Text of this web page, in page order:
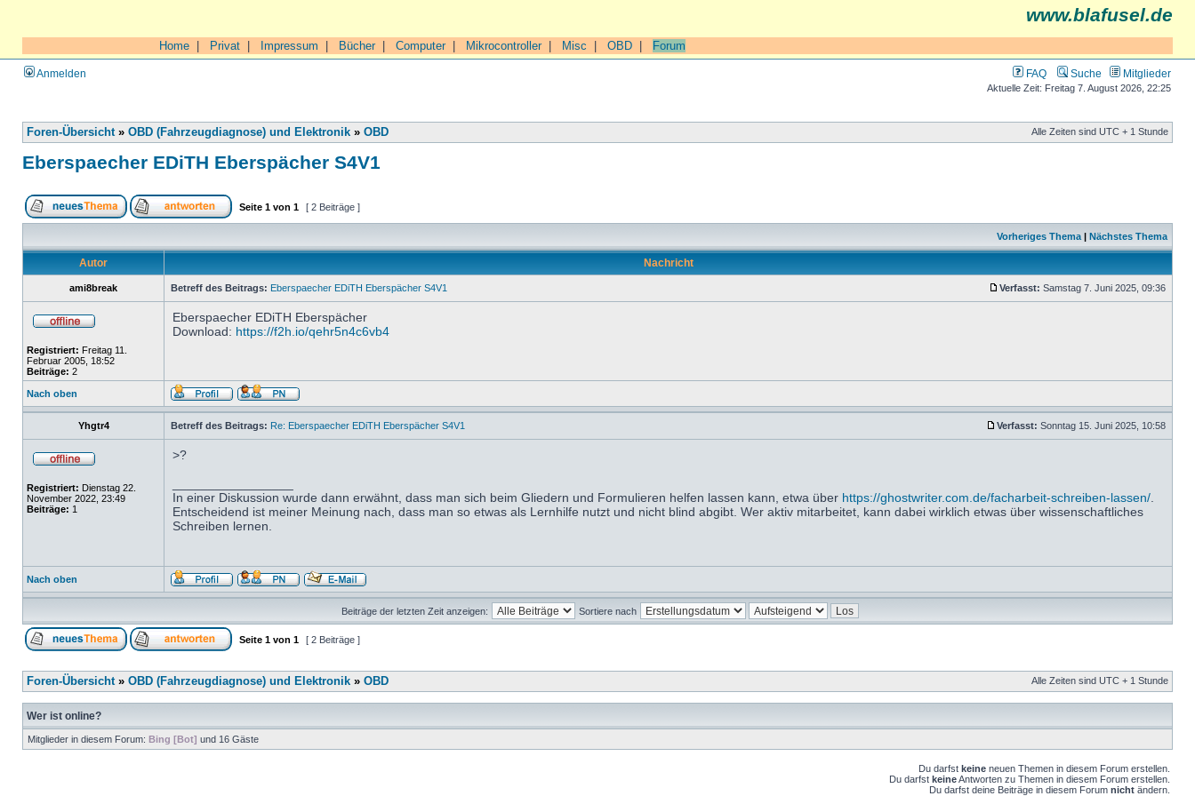
www.blafusel.de
Home Privat Impressum Bücher| Computer| Mikrocontroller| Misc OBD Forum
Anmelden FAQ Suche Mitglieder
Aktuelle Zeit: Freitag 7. August 2026, 22:25
Foren-Übersicht» OBD (Fahrzeugdiagnose) und Elektronik » OBD Alle Zeiten sind UTC + 1 Stunde
Eberspaecher EDiTH Eberspächer S4V1
Seite 1 von 1 [ 2 Beiträge ]
Vorheriges Thema | Nächstes Thema
Autor Nachricht
ami8break Betreff des Beitrags: Eberspaecher EDiTH Eberspächer S4V1 Verfasst: Samstag 7. Juni 2025, 09:36
Registriert: Freitag 11.
Februar 2005, 18:52
Beiträge: 2
Eberspaecher EDiTH Eberspächer
Download: https://f2h.io/qehr5n4c6vb4
Nach oben
Yhgtr4 Betreff des Beitrags: Re: Eberspaecher EDiTH Eberspächer S4V1 Verfasst: Sonntag 15. Juni 2025, 10:58
Registriert: Dienstag 22.
November 2022, 23:49
Beiträge: 1
>?
In einer Diskussion wurde dann erwähnt, dass man sich beim Gliedern und Formulieren helfen lassen kann, etwa über https://ghostwriter.com.de/facharbeit-schreiben-lassen/
Entscheidend ist meiner Meinung nach, dass man so etwas als Lernhilfe nutzt und nicht blind abgibt. Wer aktiv mitarbeitet, kann dabei wirklich etwas über wissenschaftliches
Schreiben lernen.
Nach oben
Beiträge der letzten Zeit anzeigen: Sortiere nach
Seite 1 von 1 [ 2 Beiträge ]
Foren-Übersicht» OBD (Fahrzeugdiagnose) und Elektronik » OBD Alle Zeiten sind UTC + 1 Stunde
Wer ist online?
Mitglieder in diesem Forum: Bing [Bot] und 16 Gäste
Du darfst keine neuen Themen in diesem Forum erstellen.
Du darfst keineAntworten zu Themen in diesem Forum erstellen.
Du darfst deine Beiträge in diesem Forum nicht ändern.